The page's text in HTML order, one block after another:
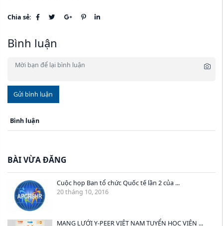
Chia sẻ:
Bình luận
Gửi bình luận
Bình luận
BÀI VỪA ĐĂNG
Cuộc họp Ban tổ chức Quốc tế lần 2 của ...
20 tháng 10, 2016
MẠNG LƯỚI Y-PEER VIỆT NAM TUYỂN HỌC VIÊN ...